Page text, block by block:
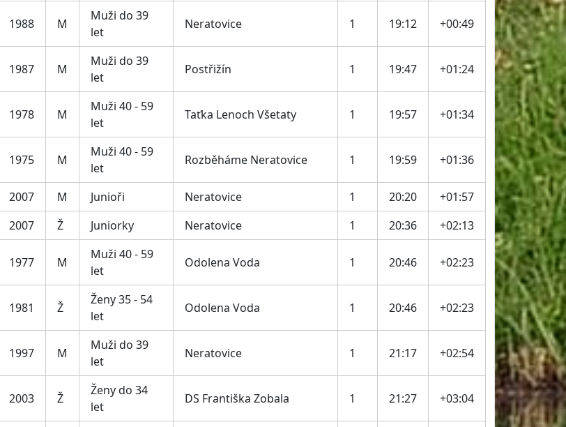
1988 M
Muži do 39
let
Neratovice 1 19:12 +00:49
1987 M
Muži do 39
let
Postřižín 1 19:47 +01:24
1978 M
Muži 40 - 59
let
Taťka Lenoch Všetaty 1 19:57 +01:34
1975 M
Muži 40 - 59
let
Rozběháme Neratovice 1 19:59 +01:36
2007 M Junioři Neratovice 1 20:20
+01:57
2007 Ž Juniorky Neratovice 1 20:36 +02:13
1977 M
Muži 40 - 59
let
Odolena Voda 1 20:46 +02:23
1981 Ž
Ženy 35 - 54
let
Odolena Voda 1 20:46 +02:23
1997 M
Muži do 39
let
Neratovice 1 21:17 +02:54
2003 Ž
Ženy do 34
let
DS Františka Zobala 1 21:27 +03:04